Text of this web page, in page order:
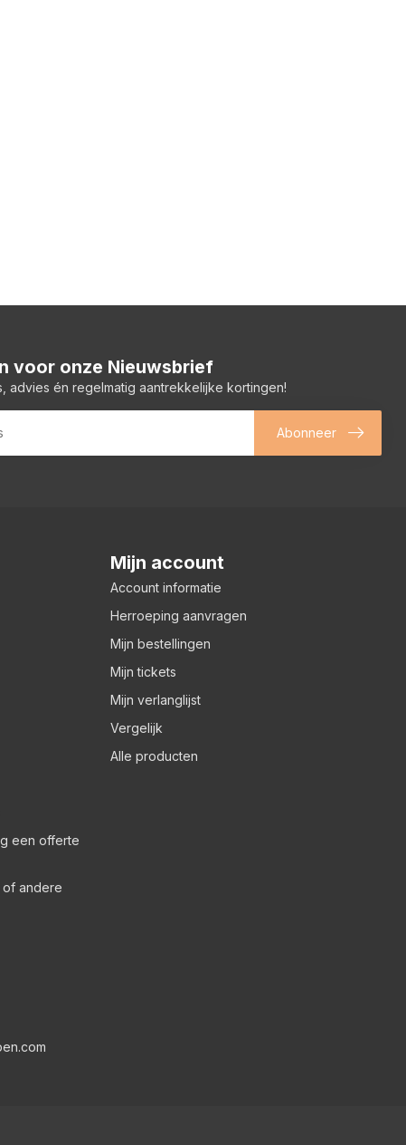
voor onze Nieuwsbrief
advies én regelmatig aantrekkelijke kortingen!
Abonneer
een offerte
of andere
Mijn account
Account informatie
Herroeping aanvragen
Mijn bestellingen
Mijn tickets
Mijn verlanglijst
Vergelijk
Alle producten